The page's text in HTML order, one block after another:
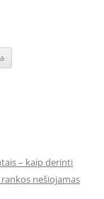
– kaip derinti
nešiojamas